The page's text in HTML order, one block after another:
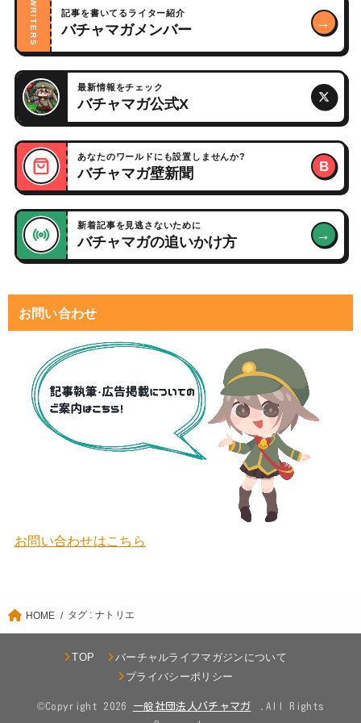
WRITERS 記事を書いてるライター紹介
バチャマガメンバー →
最新情報をチェック
バチャマガ公式X
あなたのワールドにも設置しませんか?
バチャマガ壁新聞 B
新着記事を見逃さないために
バチャマガの追いかけ方 →
お問い合わせ
お問い合わせはこちら
HOME タグ : ナトリエ
TOP
バーチャルライフマガジンについて
プライバシーポリシー
©Copyright 2026
.All Rights